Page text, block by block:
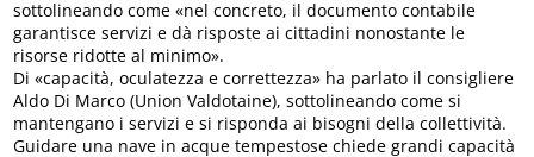
sottolineando come «nel concreto, il documento contabile
garantisce servizi e dà risposte ai cittadini nonostante le
risorse ridotte al minimo».
Di «capacità, oculatezza e correttezza» ha parlato il consigliere
Aldo Di Marco (Union Valdotaine), sottolineando come si
mantengano i servizi e si risponda ai bisogni della collettività.
Guidare una nave in acque tempestose chiede grandi capacità